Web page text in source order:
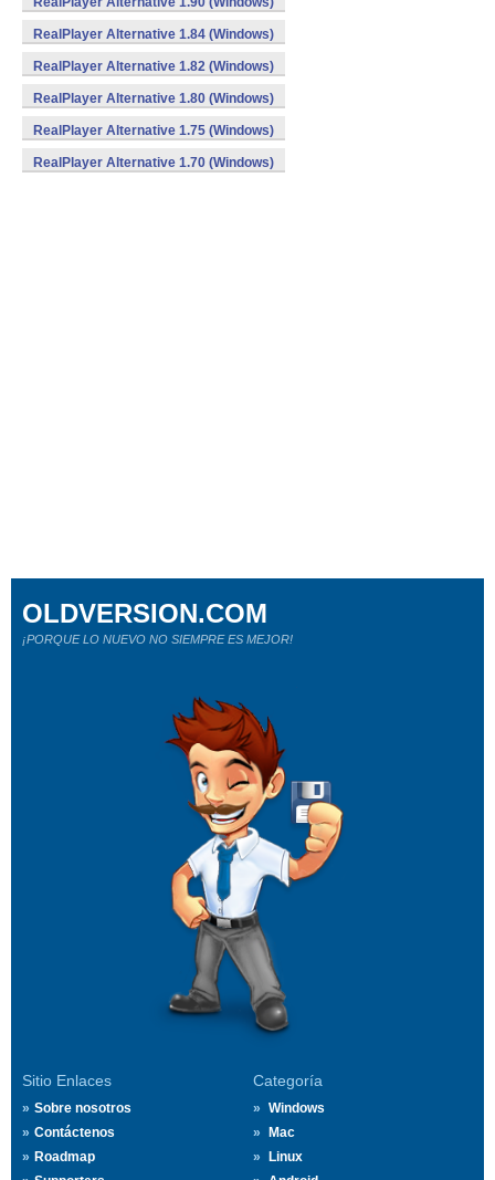
RealPlayer Alternative 1.84 (Windows)
RealPlayer Alternative 1.82 (Windows)
RealPlayer Alternative 1.80 (Windows)
RealPlayer Alternative 1.75 (Windows)
RealPlayer Alternative 1.70 (Windows)
Sitio Enlaces
Sobre nosotros
Contáctenos
Roadmap
Categoría
Windows
Mac
Linux
OLDVERSION.COM
¡PORQUE LO NUEVO NO SIEMPRE ES MEJOR!